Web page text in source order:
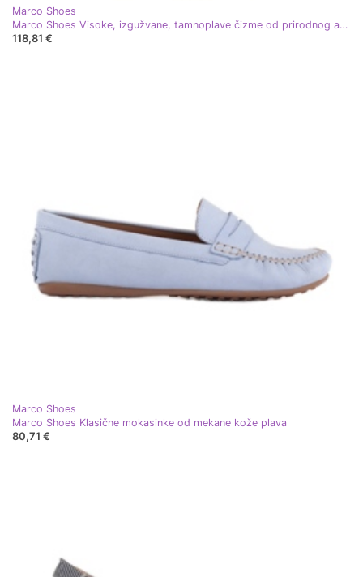
Marco Shoes
Marco Shoes Visoke, izgužvane, tamnoplave čizme od prirodnog antilopa plava
118,81 €
Marco Shoes
Marco Shoes Klasične mokasinke od mekane kože plava
80,71 €